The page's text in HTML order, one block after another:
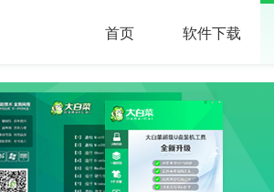
首页 软件下载